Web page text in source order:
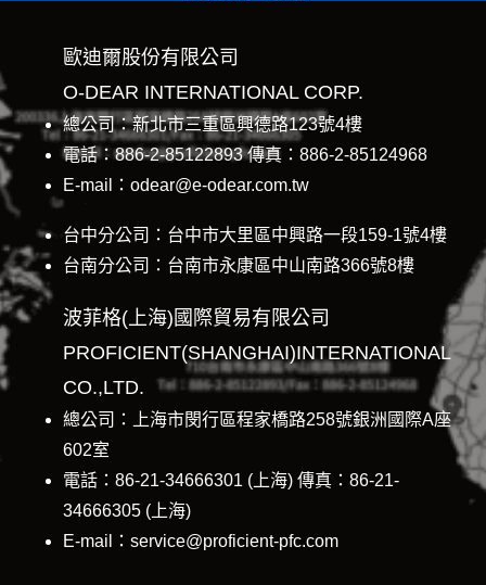
歐迪爾股份有限公司
O-DEAR INTERNATIONAL CORP.
總公司：新北市三重區興德路123號4樓
電話：886-2-85122893 傳真：886-2-85124968
E-mail：odear@e-odear.com.tw
台中分公司：台中市大里區中興路一段159-1號4樓
台南分公司：台南市永康區中山南路366號8樓
波菲格(上海)國際貿易有限公司
PROFICIENT(SHANGHAI)INTERNATIONAL
CO.,LTD.
總公司：上海市閔行區程家橋路258號銀洲國際A座
602室
電話：86-21-34666301 (上海) 傳真：86-21-
34666305 (上海)
E-mail：service@proficient-pfc.com